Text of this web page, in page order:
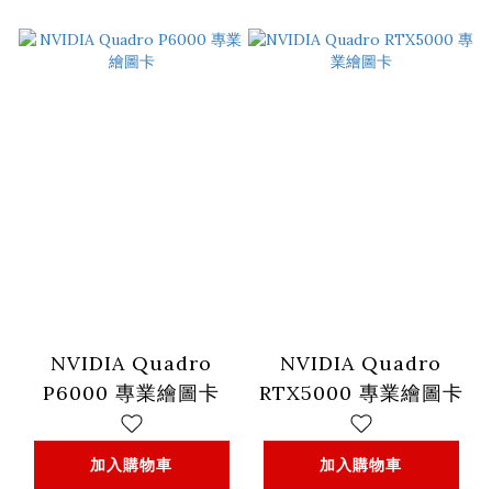
NVIDIA Quadro
P6000 專業繪圖卡
加入購物車
NVIDIA Quadro
RTX5000 專業繪圖卡
加入購物車